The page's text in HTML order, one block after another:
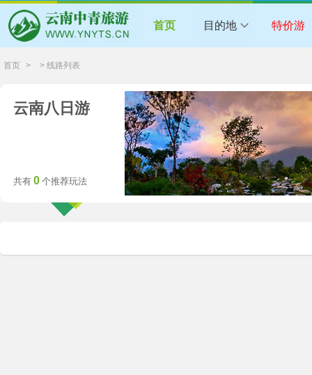
首页 目的地 特价游
首页 > > 线路列表
云南八日游
共有 0 个推荐玩法